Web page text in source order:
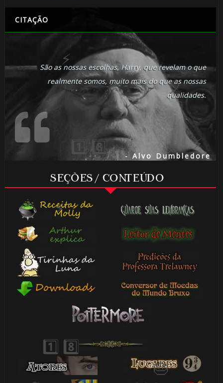
CITAÇÃO
São as nossas escolhas, Harry, que revelam o que
realmente somos, muito mais do que as nossas
qualidades.
- Alvo Dumbledore
SEÇÕES / CONTEÚDO
1️⃣ 8️⃣
🎂